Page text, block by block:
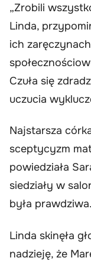
„Zrobili
Linda,
ich
Czuła się
uczucia
Najstarsza
sceptycyzm
powiedziała
siedziały w
była
Linda skinęła
nadzieję, że